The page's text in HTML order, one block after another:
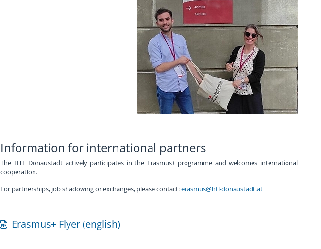
Information for international partners
The HTL Donaustadt actively participates in the Erasmus+ programme and welcomes international
cooperation.
For partnerships, job shadowing or exchanges, please contact:erasmus@htl-donaustadt.at
Erasmus+ Flyer (english)